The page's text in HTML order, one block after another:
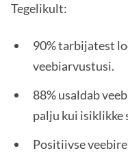
Tegelikult:
90% tarbijatest
veebiarvustusi.
88% usaldab
palju kui isiklikke
Positiivse